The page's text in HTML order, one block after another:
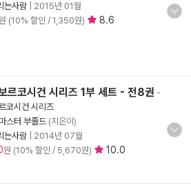
는사람
2015년 01월
(10% 할인 / 1,350원)
8.6
르코시건 시리즈 1부 세트 - 전8권 -
코시건 시리즈
스터 부졸드 (지은이)
는사람
2014년 07월
원 (10% 할인 / 5,670원)
10.0